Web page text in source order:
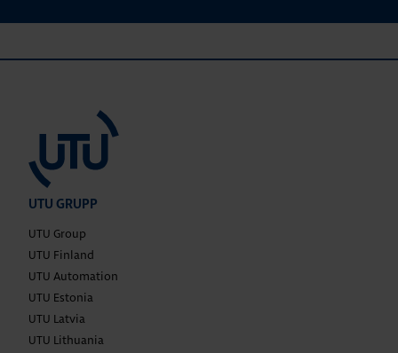
UTU GRUPP
UTU Group
UTU Finland
UTU Automation
UTU Estonia
UTU Latvia
UTU Lithuania